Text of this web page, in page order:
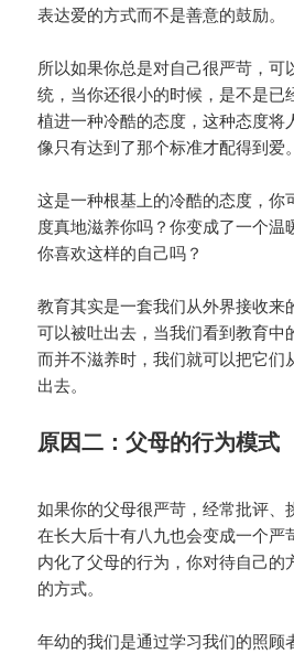
表达爱的方式而不是善意的鼓励。
所以如果你总是对自己很严苛，可
统，当你还很小的时候，是不是已
植进一种冷酷的态度，这种态度将
像只有达到了那个标准才配得到爱。
这是一种根基上的冷酷的态度，你
度真地滋养你吗？你变成了一个温
你喜欢这样的自己吗？
教育其实是一套我们从外界接收来
可以被吐出去，当我们看到教育中
而并不滋养时，我们就可以把它们
出去。
原因二：父母的行为模式
如果你的父母很严苛，经常批评、
在长大后十有八九也会变成一个严
内化了父母的行为，你对待自己的
的方式。
年幼的我们是通过学习我们的照顾